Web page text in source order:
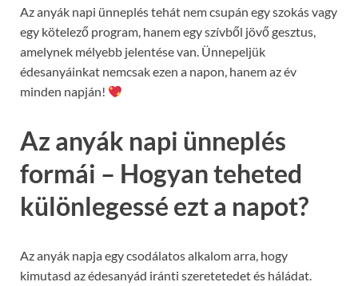
Az anyák napi ünneplés tehát nem csupán egy szokás vagy
egy kötelező program, hanem egy szívből jövő gesztus,
amelynek mélyebb jelentése van. Ünnepeljük
édesanyáinkat nemcsak ezen a napon, hanem az év
minden napján!
Az anyák napi ünneplés
formái – Hogyan teheted
különlegessé ezt a napot?
Az anyák napja egy csodálatos alkalom arra, hogy
kimutasd az édesanyád iránti szeretetedet és háládat.